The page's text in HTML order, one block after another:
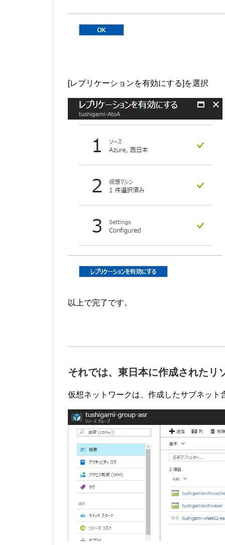
[レプリケーションを有効にする]を選択
以上で完了です。
それでは、東日本に作成されたリ
仮想ネットワークは、作成したサブネッ